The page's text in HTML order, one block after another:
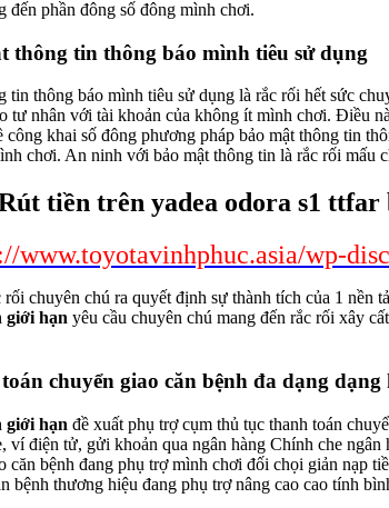
đến phần đông số đông mình chơi.
thông tin thông báo mình tiêu sử dụng
tin thông báo mình tiêu sử dụng là rắc rối hết sức
tư nhân với tài khoản của không ít mình chơi. Điều
công khai số đông phương pháp bảo mật thông tin
chơi. An ninh với bảo mật thông tin là rắc rối
tiền trên yadea odora s1 ttfar
www.toyotavinhphuc.asia/wp-
rối chuyên chú ra quyết định sự thành tích của 1
giới hạn yêu cầu chuyên chú mang đến rắc rối xây
chuyển giao căn bệnh đa dạng dạng
giới hạn đề xuất phụ trợ cụm thủ tục thanh toán
ví điện tử, gửi khoản qua ngân hàng Chính che
căn bệnh đang phụ trợ mình chơi đối chọi giản nạp
bệnh thương hiệu đang phụ trợ nâng cao cao tính